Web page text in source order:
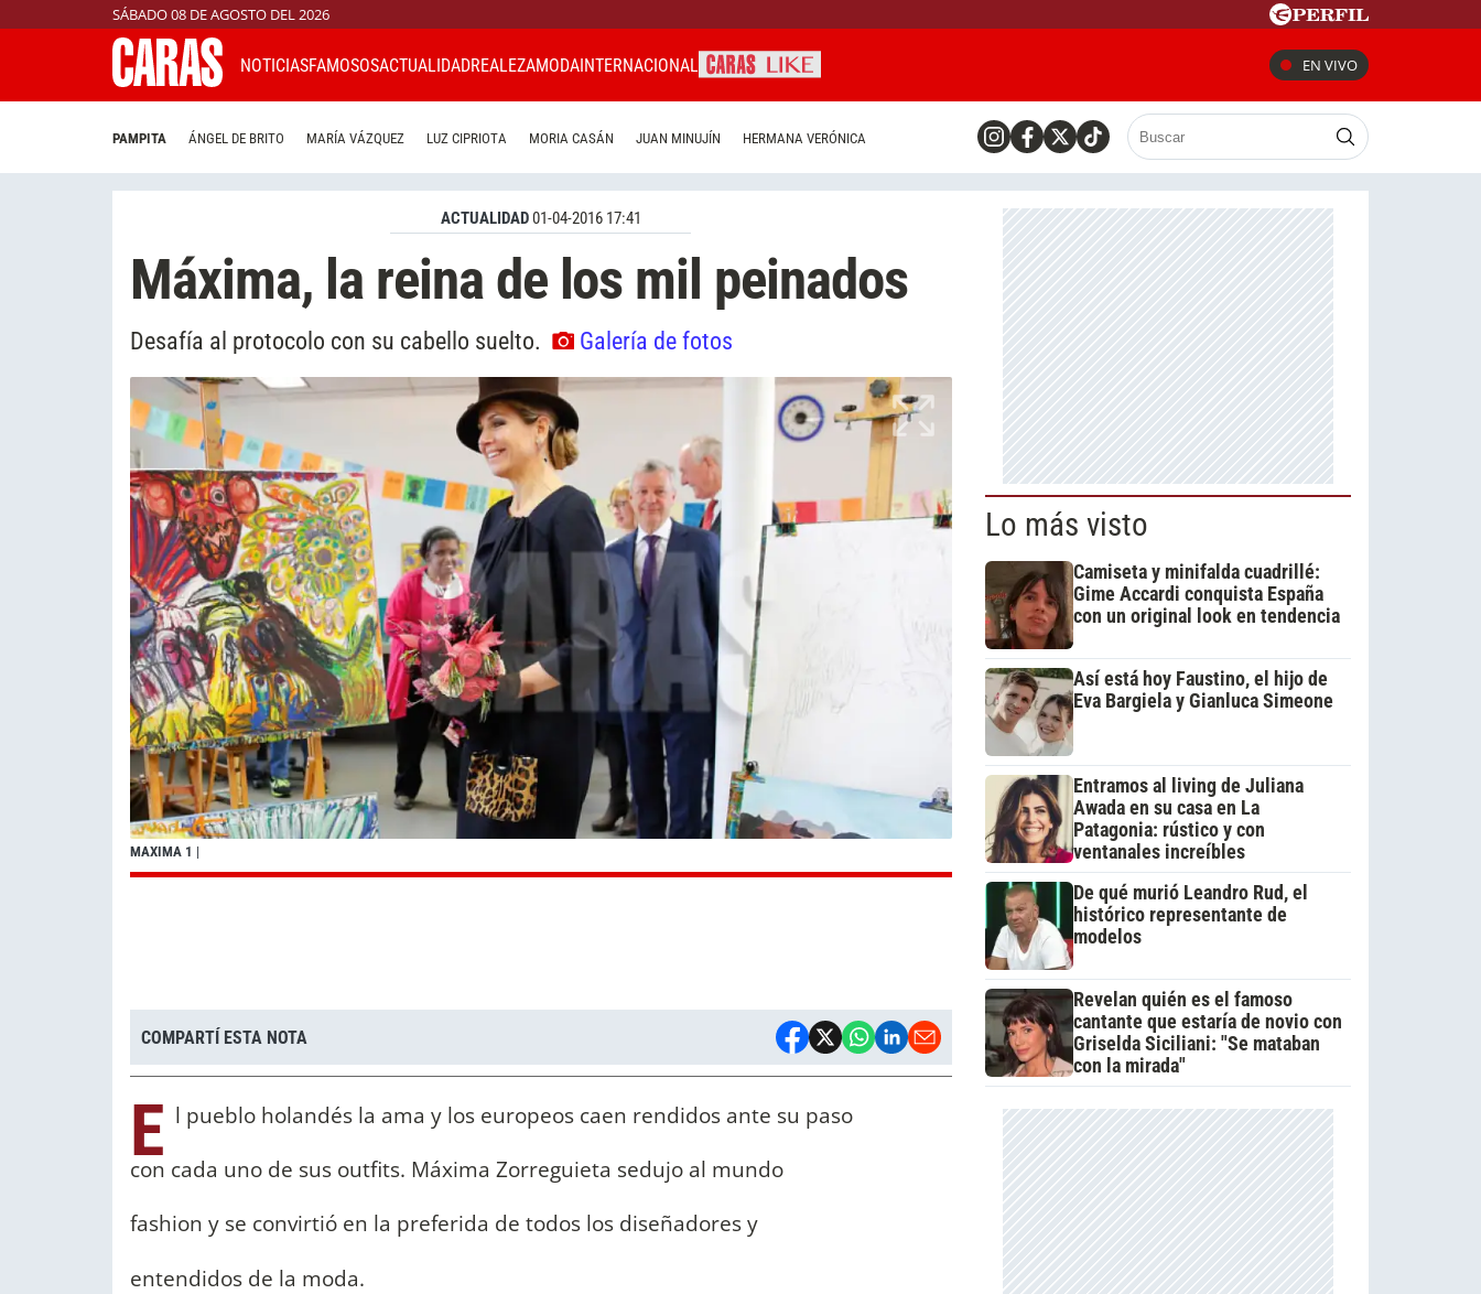
SÁBADO 08 DE AGOSTO DEL 2026
NOTICIASFAMOSOSACTUALIDADREALEZAMODAINTERNACIONAL EN VIVO
PAMPITA ÁNGEL DE BRITO MARÍA VÁZQUEZ LUZ CIPRIOTA MORIA CASÁN JUAN MINUJÍN HERMANA VERÓNICA
ACTUALIDAD01-04-2016 17:41
Máxima, la reina de los mil peinados
Desafía al protocolo con su cabello suelto. Galería de fotos
MAXIMA 1 |
COMPARTÍ ESTA NOTA
E l pueblo holandés la ama y los europeos caen rendidos ante su paso
con cada uno de sus outfits. Máxima Zorreguieta sedujo al mundo
fashion y se convirtió en la preferida de todos los diseñadores y
entendidos de la moda.
Lo más visto
Camiseta y minifalda cuadrillé:
Gime Accardi conquista España
con un original look en tendencia
Así está hoy Faustino, el hijo de
Eva Bargiela y Gianluca Simeone
Entramos al living de Juliana
Awada en su casa en La
Patagonia: rústico y con
ventanales increíbles
De qué murió Leandro Rud, el
histórico representante de
modelos
Revelan quién es el famoso
cantante que estaría de novio con
Griselda Siciliani: "Se mataban
con la mirada"